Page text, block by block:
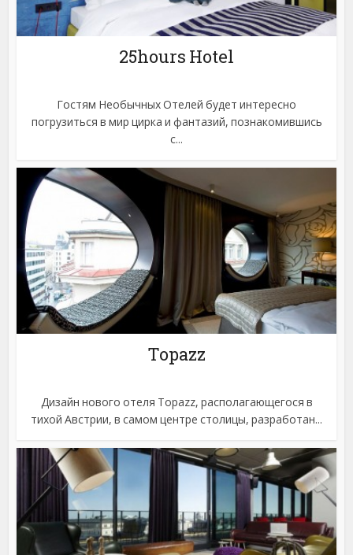
25hours Hotel
Гостям Необычных Отелей будет интересно
погрузиться в мир цирка и фантазий, познакомившись
с...
Topazz
Дизайн нового отеля Topazz, располагающегося в
тихой Австрии, в самом центре столицы, разработан...